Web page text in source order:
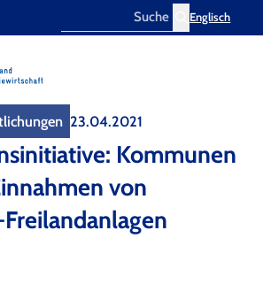
Englisch
23.04.2021
Kommunen
von